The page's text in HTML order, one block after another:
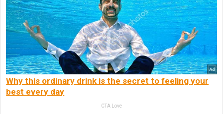
Why this ordinary drink is the secret to feeling your
best every day
CTA Love